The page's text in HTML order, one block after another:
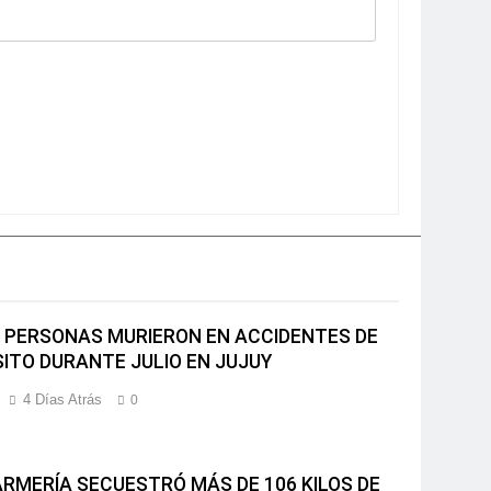
PERSONAS MURIERON EN ACCIDENTES DE
DURANTE JULIO EN JUJUY
4 Días Atrás 0
SECUESTRÓ MÁS DE 106 KILOS DE